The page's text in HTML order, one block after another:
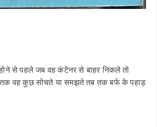
से पहले जब वह कंटेनर से बाहर निकले तो
तक वह कुछ सोचते या समझते तब तक बर्फ के पहाड़